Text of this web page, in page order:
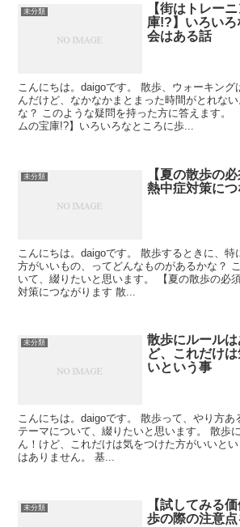
未分類
【街はトレー
庫!?】いろい
会はある話
こんにちは。daigoです。 散歩、ウォーキング
んだけど、なかなかまとまった時間がとれな
な？ このような疑問を持った方に答えます。
ムの宝庫!?】いろいろなところに歩...
未分類
【夏の散歩の
熱中症対策に
こんにちは。daigoです。 散歩するときに、特
方がいいもの、ってどんなものがあるかな？
いて、綴りたいと思います。 【夏の散歩の必
対策につながります 散...
未分類
散歩にルール
ど、これだけ
いという事
こんにちは。daigoです。 散歩って、やり方あ
テーマについて、綴りたいと思います。 散歩
ん！けど、これだけは気をつけた方がいいと
はありません。 基...
未分類
【試してみる
歩の際の注意